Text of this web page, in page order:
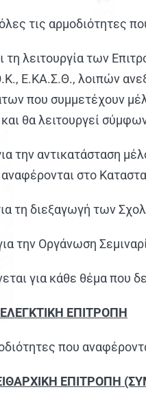
τις αρμοδιότητες
λειτουργία των
Ε.ΚΑ.Σ.Θ., λοιπών
που συμμετέχουν
θα λειτουργεί
την αντικατάσταση
στο
τη διεξαγωγή των
την Οργάνωση
για κάθε θέμα που
ΕΠΙΤΡΟΠΗ
που
ΕΠΙΤΡΟΠΗ